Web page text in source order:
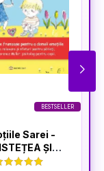
BESTSELLER
Sarei -
ȘI